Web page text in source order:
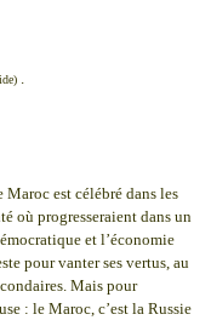
.
est célébré dans les
où progresseraient dans un
et l’économie
pour vanter ses vertus, au
Mais pour
: le Maroc, c’est la Russie